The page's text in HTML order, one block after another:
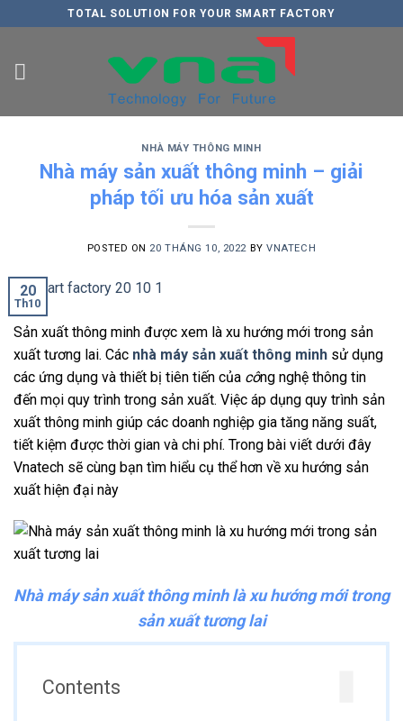
to
TOTAL SOLUTION FOR YOUR SMART FACTORY
NHÀ MÁY THÔNG MINH
Nhà máy sản xuất thông minh – giải
pháp tối ưu hóa sản xuất
POSTED ON 20 THÁNG 10, 2022 BYVNATECH
20
Th10
Sản xuất thông minh được xem là xu hướng mới trong sản
xuất tương lai. Các nhà máy sản xuất thông minh sử dụng
các ứng dụng và thiết bị tiên tiến của công nghệ thông tin
đến mọi quy trình trong sản xuất. Việc áp dụng quy trình sản
xuất thông minh giúp các doanh nghiệp gia tăng năng suất,
tiết kiệm được thời gian và chi phí. Trong bài viết dưới đây
Vnatech sẽ cùng bạn tìm hiểu cụ thể hơn về xu hướng sản
xuất hiện đại này
Nhà máy sản xuất thông minh là xu hướng mới trong
sản xuất tương lai
Contents